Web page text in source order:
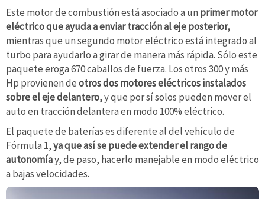
Este motor de combustión está asociado a un primer motor
eléctrico que ayuda a enviar tracción al eje posterior,
mientras que un segundo motor eléctrico está integrado al
turbo para ayudarlo a girar de manera más rápida. Sólo este
paquete eroga 670 caballos de fuerza. Los otros 300 y más
Hp provienen deotros dos motores eléctricos instalados
sobre el eje delantero,y que por sí solos pueden mover el
auto en tracción delantera en modo 100% eléctrico.
El paquete de baterías es diferente al del vehículo de
Fórmula 1,ya que así se puede extender el rango de
autonomíay, de paso, hacerlo manejable en modo eléctrico
a bajas velocidades.